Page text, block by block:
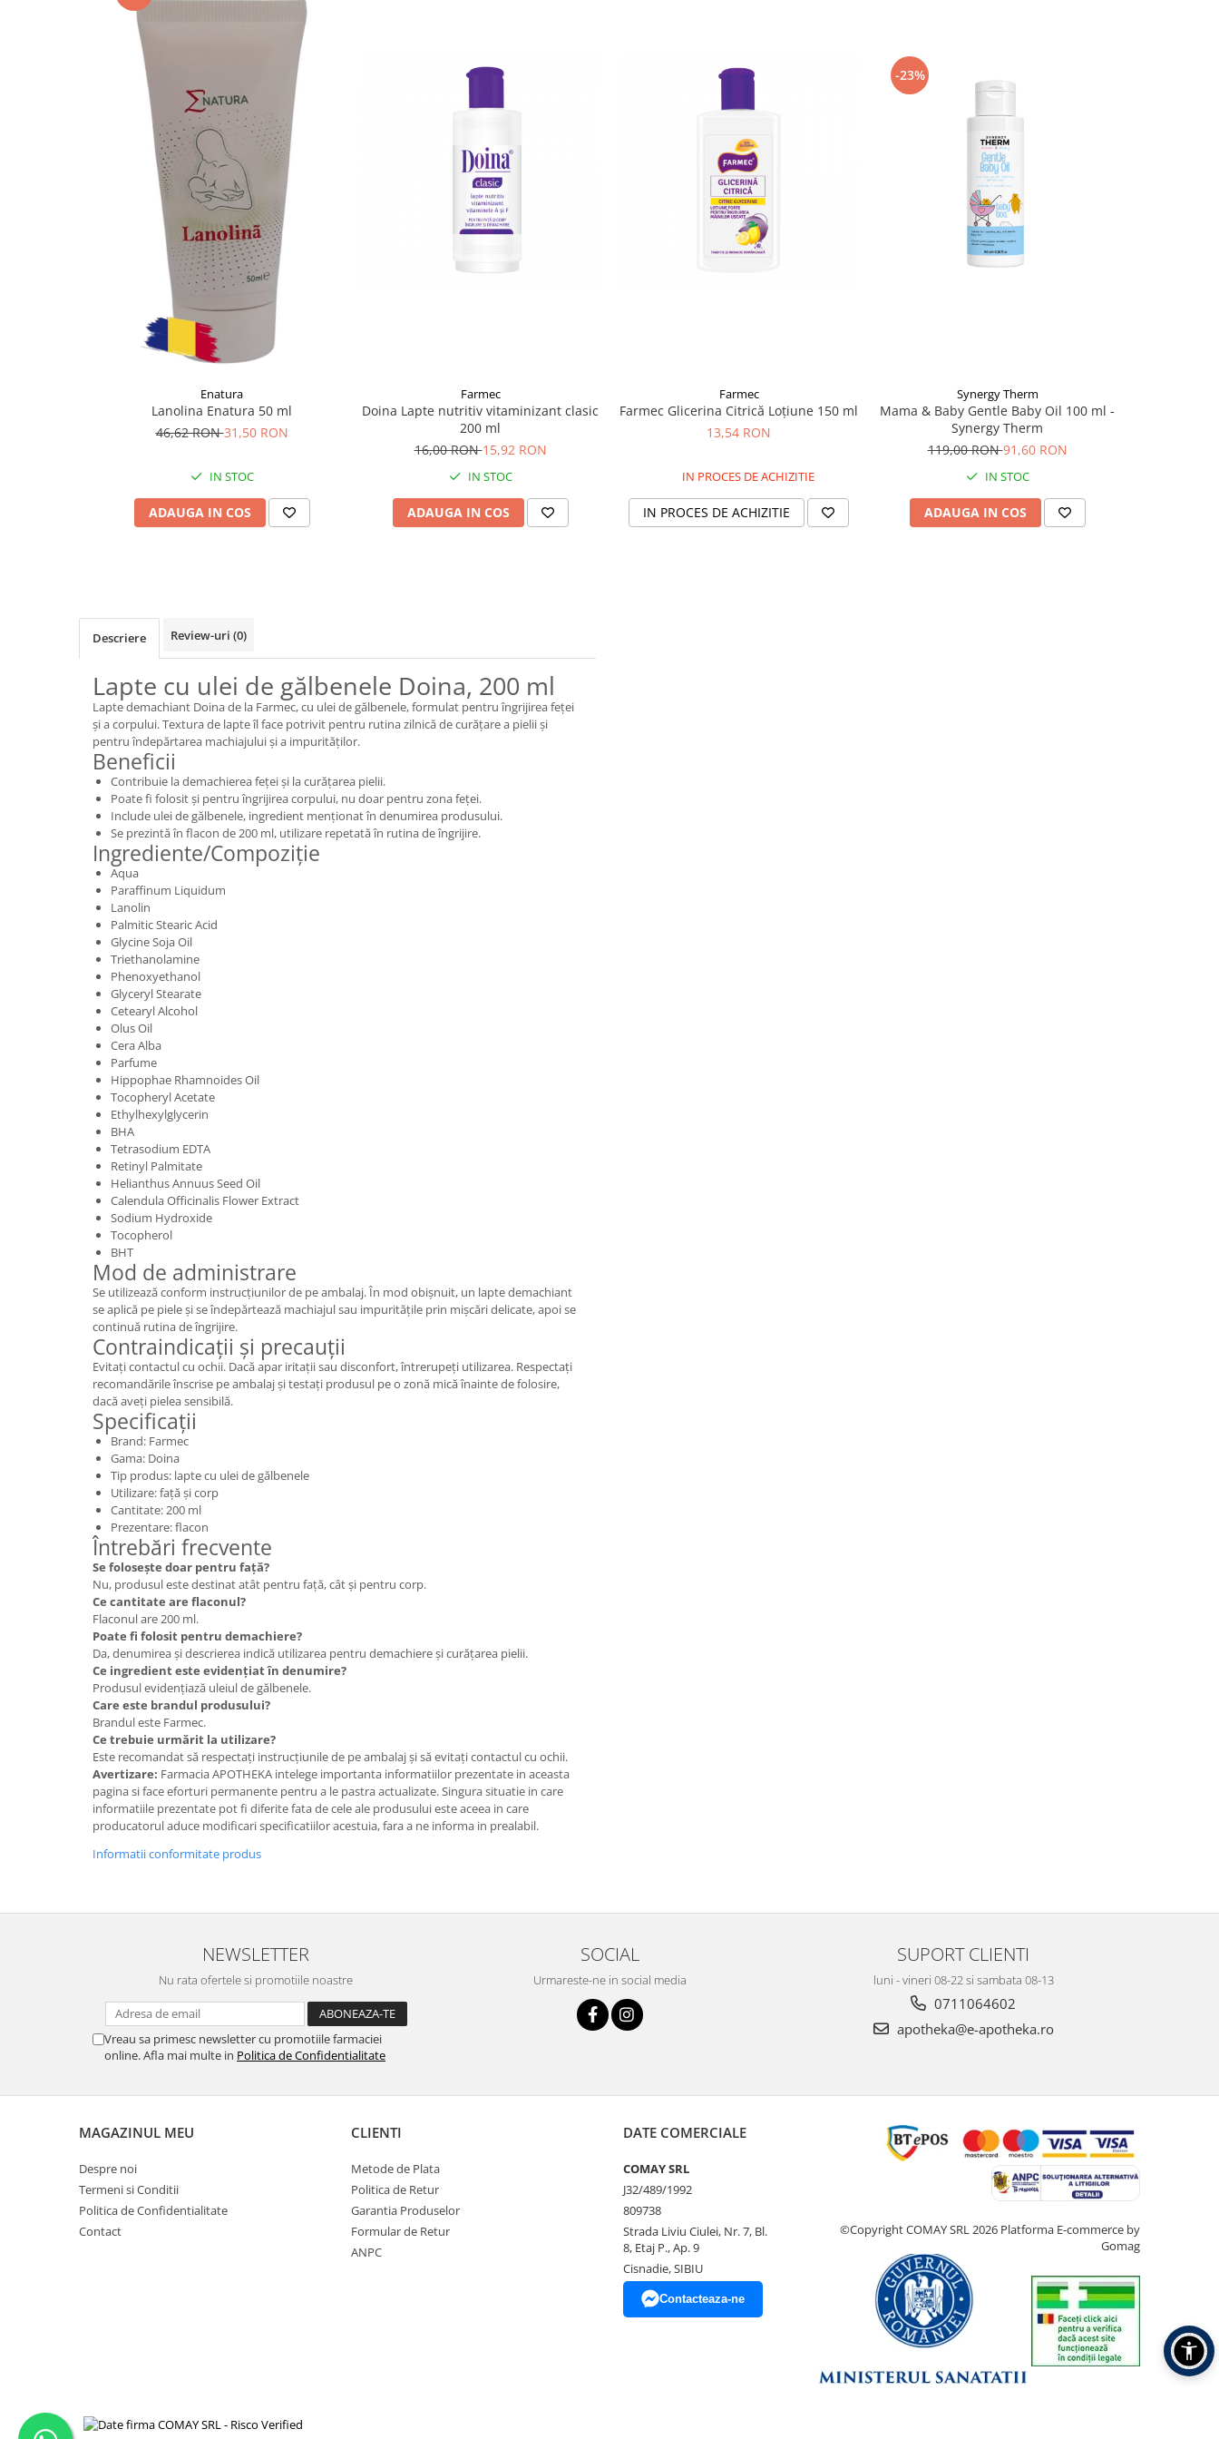
Supliment Vitamina D3
Supliment Vitamina E
Tincturi si Gemoderivate
Enatura
Lanolina Enatura 50 ml
46,62 RON31,50 RON
IN STOC
ADAUGA IN COS
Farmec
Doina Lapte nutritiv vitaminizant clasic
200 ml
16,00 RON15,92 RON
IN STOC
ADAUGA IN COS
Farmec
Farmec Glicerina Citrică Loțiune 150 ml
13,54 RON
IN PROCES DE ACHIZITIE
IN PROCES DE ACHIZITIE
-23%
Synergy Therm
Mama & Baby Gentle Baby Oil 100 ml -
Synergy Therm
119,00 RON91,60 RON
IN STOC
ADAUGA IN COS
Descriere Review-uri (0)
Lapte cu ulei de gălbenele Doina, 200 ml
Lapte demachiant Doina de la Farmec, cu ulei de gălbenele, formulat pentru îngrijirea feței
și a corpului. Textura de lapte îl face potrivit pentru rutina zilnică de curățare a pielii și
pentru îndepărtarea machiajului și a impurităților.
Beneficii
Contribuie la demachierea feței și la curățarea pielii.
Poate fi folosit și pentru îngrijirea corpului, nu doar pentru zona feței.
Include ulei de gălbenele, ingredient menționat în denumirea produsului.
Se prezintă în flacon de 200 ml, utilizare repetată în rutina de îngrijire.
Ingrediente/Compoziție
Aqua
Paraffinum Liquidum
Lanolin
Palmitic Stearic Acid
Glycine Soja Oil
Triethanolamine
Phenoxyethanol
Glyceryl Stearate
Cetearyl Alcohol
Olus Oil
Cera Alba
Parfume
Hippophae Rhamnoides Oil
Tocopheryl Acetate
Ethylhexylglycerin
BHA
Tetrasodium EDTA
Retinyl Palmitate
Helianthus Annuus Seed Oil
Calendula Officinalis Flower Extract
Sodium Hydroxide
Tocopherol
BHT
Mod de administrare
Se utilizează conform instrucțiunilor de pe ambalaj. În mod obișnuit, un lapte demachiant
se aplică pe piele și se îndepărtează machiajul sau impuritățile prin mișcări delicate, apoi se
continuă rutina de îngrijire.
Contraindicații și precauții
Evitați contactul cu ochii. Dacă apar iritații sau disconfort, întrerupeți utilizarea. Respectați
recomandările înscrise pe ambalaj și testați produsul pe o zonă mică înainte de folosire,
dacă aveți pielea sensibilă.
Specificații
Brand: Farmec
Gama: Doina
Tip produs: lapte cu ulei de gălbenele
Utilizare: față și corp
Cantitate: 200 ml
Prezentare: flacon
Întrebări frecvente
Se folosește doar pentru față?
Nu, produsul este destinat atât pentru față, cât și pentru corp.
Ce cantitate are flaconul?
Flaconul are 200 ml.
Poate fi folosit pentru demachiere?
Da, denumirea și descrierea indică utilizarea pentru demachiere și curățarea pielii.
Ce ingredient este evidențiat în denumire?
Produsul evidențiază uleiul de gălbenele.
Care este brandul produsului?
Brandul este Farmec.
Ce trebuie urmărit la utilizare?
Este recomandat să respectați instrucțiunile de pe ambalaj și să evitați contactul cu ochii.
Avertizare: Farmacia APOTHEKA intelege importanta informatiilor prezentate in aceasta
pagina si face eforturi permanente pentru a le pastra actualizate. Singura situatie in care
informatiile prezentate pot fi diferite fata de cele ale produsului este aceea in care
producatorul aduce modificari specificatiilor acestuia, fara a ne informa in prealabil.
Informatii conformitate produs
NEWSLETTER
Nu rata ofertele si promotiile noastre
Vreau sa primesc newsletter cu promotiile farmaciei
online. Afla mai multe in Politica de Confidentialitate
SOCIAL
Urmareste-ne in social media
SUPORT CLIENTI
luni - vineri 08-22 si sambata 08-13
0711064602
apotheka@e-apotheka.ro
MAGAZINUL MEU
Despre noi
Termeni si Conditii
Politica de Confidentialitate
Contact
CLIENTI
Metode de Plata
Politica de Retur
Garantia Produselor
Formular de Retur
ANPC
DATE COMERCIALE
COMAY SRL
J32/489/1992
809738
Strada Liviu Ciulei, Nr. 7, Bl.
8, Etaj P., Ap. 9
Cisnadie, SIBIU
Contacteaza-ne
©Copyright COMAY SRL 2026 Platforma E-commerce by
Gomag